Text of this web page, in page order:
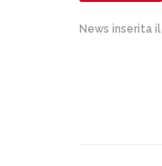
News inserita